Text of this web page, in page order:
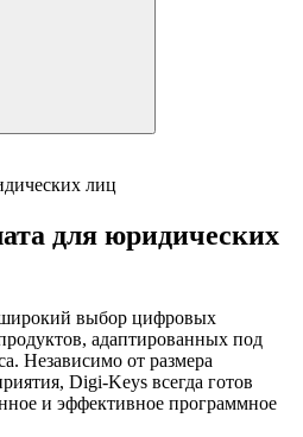
лиц
для юридических
выбор цифровых
адаптированных под
Независимо от размера
Digi-Keys всегда готов
и эффективное программное